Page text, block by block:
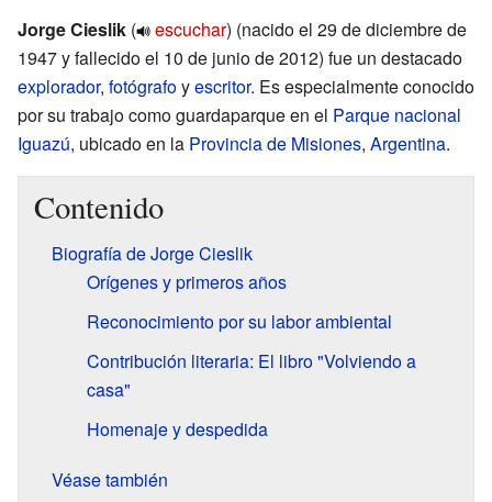
Jorge Cieslik ( escuchar) (nacido el 29 de diciembre de
1947 y fallecido el 10 de junio de 2012) fue un destacado
explorador, fotógrafoyescritor. Es especialmente conocido
por su trabajo como guardaparque en el Parque nacional
Iguazú, ubicado en la Provincia de Misiones, Argentina.
Contenido
Biografía de Jorge Cieslik
Orígenes y primeros años
Reconocimiento por su labor ambiental
Contribución literaria: El libro "Volviendo a
casa"
Homenaje y despedida
Véase también